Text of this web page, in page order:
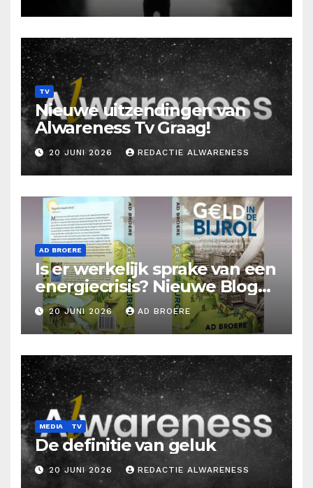
TV
Nieuwe uitzendingen van
Alwareness Tv Graag!
20 JUNI 2026 REDACTIE ALWARENESS
AD BROERE
Is er werkelijk sprake van een
energiecrisis? Nieuwe Blog
Ad Broere
20 JUNI 2026 AD BROERE
MEDIA TV
De definitie van geluk
20 JUNI 2026 REDACTIE ALWARENESS